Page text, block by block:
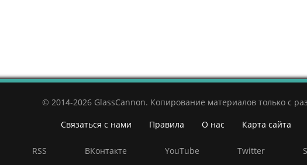
© 2014-2026 GlassCannon. Копирование материалов только с
Связаться с нами
Правила О нас Карта сайта
RSS ВКонтакте YouTube Twitter